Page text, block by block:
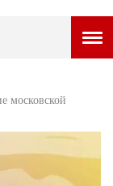
московской